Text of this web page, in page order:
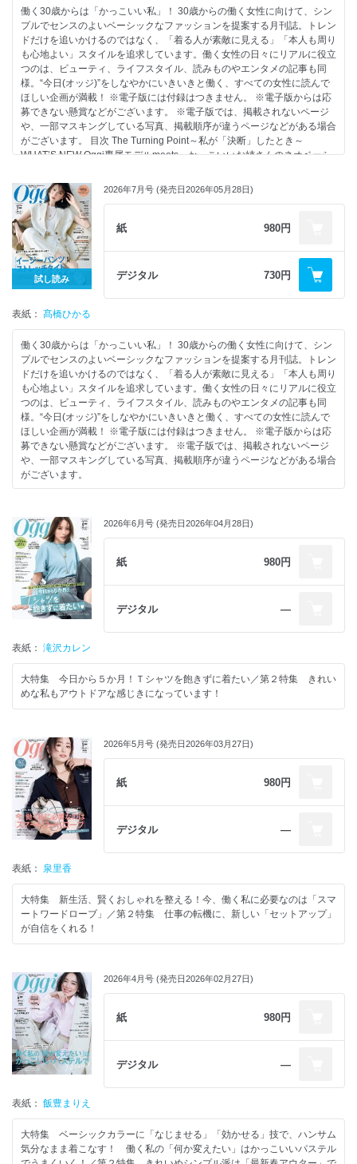
さん×Oggi Laboroのメガネとサングラス この夏、「骨格映えトップス」
で肩・鎖骨・背中をきれい見せ！ 第2特集 Oggiスタイリストのリアル
服。「この夏は、コレでいきます！」 ナプラ 働く私たちのご褒美へアケ
アはNOTE by N.でうるおいも、香りもこだわりたい！ まろみがかわいい
働く日の“盛りコンサバ”メイク オーラルケア最新Tips Oggi専属読者モデ
ル オッジェンヌの今月の「コレ、語らせてください」 今月のOggiブレー
ン 菊池風磨の照れワーク 「この人に今、これが聞きたい！」 ファースト
サマーウイカ 働く私にMusik ハラミちゃん 完璧すぎる上司・中島健人と
急接近したら… “しょっぱ”手土産達人リスト 働く私たちのための読書ナ
ビ 365日超開運手帳、気になる中身をチェック！ Column Surfing 兼近大
樹、ジェーン・スー、滝沢カレン…etc. Oggi大学 「毎日暑すぎ」アラー
子版特典＞ バックナンバーから人気記事をピックアップ Oggiスタイリス
トのおしゃれワザ 2025夏/ スニーカーは今、シルバー系に移行中！/ きれ
いめシンプル派も「スポーツウエア」がよりどりみどり/ 夏の美容は8割
手抜きで、ラクして美人！/ 「ゲストファースト」が令和流 みんなの今っ
ぽ結婚パーティ、見せて！/ 「黒ベロアのヘッドアクセ」がひとつあれ
ば…/ チームOggiの「私が信じて続けている！」美容の小ネタ134/ “勢
い”で転職してみたら案外よかった…って本当？
働く30歳からは「かっこいい私」！ 30歳からの働く女性に向けて、シン
プルでセンスのよいベーシックなファッションを提案する月刊誌。トレン
ドだけを追いかけるのではなく、「着る人が素敵に見える」「本人も周り
も心地よい」スタイルを追求しています。働く女性の日々にリアルに役立
つのは、ビューティ、ライフスタイル、読みものやエンタメの記事も同
様。“今日(オッジ)”をしなやかにいきいきと働く、すべての女性に読んで
ほしい企画が満載！ ※電子版には付録はつきません。 ※電子版からは応
募できない懸賞などがございます。 ※電子版では、掲載されないページ
や、一部マスキングしている写真、掲載順序が違うページなどがある場合
がございます。 目次 The Turning Point～私が「決断」したとき～
WHAT’S NEW Oggi専属モデルmeets…かっこいいお姉さんのネオベーシ
と学ぶageteのジュエリー with Oggi的ベーシック服 Vol.47 月刊Oggiデジ
タルニュース オンワード樫山 23区 連載 23区 今のおしゃれを楽しもう！
RE：STANDARD Vol.04 大特集 金曜日に着る“大人かわいい”が、働く私
たちにパワーをくれる！ 大人かわいい服で過ごす働く私たちの金曜日！
“スマートワードローブ”を大人かわいい金曜日仕様にする5つのアイディ
ア Column 1 あの人の“大人かわいい”金曜日SNAP Column 2 金曜夜の御
用達アドレス 「予定がありそう！」な“金曜日ワンピース” Column 3 仕事
終わりの“即盛れ”アイテム 酷暑通勤コーデを快適アップデート！ 今から
買う最強の「2本目日傘」 夏のシンプルに効く！「ダブルリング」＆「フ
ープピアス」 私たち今、「琴子シンプル」がお手本です because 連載
「because」で探す運命の1本！ Vol.4 おしゃれプロに聞く「この夏の厳
選3足、教えてください！」 ATAOLAND+ “ATAO”の新作ショルダーバッ
グが最高のパートナー 「地味に大事な」メイク小技集 猛暑対応の「洗う
ケア」で超すっきり！ 星ひとみ天星術 Oggi専属読者モデル オッジェンヌ
の今月の「コレ、語らせてください」 今月のOggiブレーン 菊池風磨の照
れワーク 「この人に今、これが聞きたい！」 反町隆史 働く私にMusik
flumpool もしも、同期の中村嶺亜と仕事でタッグを組むことになった
ら… 30代、「再婚」リアルレポート！ Column Surfing 兼近大樹、ジェー
ン・スー、滝沢カレン…etc. Oggi大学 「NISA貧乏」騒動の背景と実情を
知る！働く私たちは何に、どう投資すべき？ プレゼント 次号予告 ＜電子
版特典＞ バックナンバーから人気記事をピックアップ 「しごでき」な人
って手土産センスも最高なんです/ サマーブラックの日、メイクは「ちょ
ムでバッグを盛ってみよう/ 「毛穴をなんとかする夏」にする！/ 今、なん
だか本が読みたくて…/ スーツケースの中身、見せて！/ いま会いたい、話
したい グローバルな4人の先輩
試し読み
2026年7月号 (発売日2026年05月28日)
紙 980円
デジタル 730円
表紙： 髙橋ひかる
働く30歳からは「かっこいい私」！ 30歳からの働く女性に向けて、シン
プルでセンスのよいベーシックなファッションを提案する月刊誌。トレン
ドだけを追いかけるのではなく、「着る人が素敵に見える」「本人も周り
も心地よい」スタイルを追求しています。働く女性の日々にリアルに役立
つのは、ビューティ、ライフスタイル、読みものやエンタメの記事も同
様。“今日(オッジ)”をしなやかにいきいきと働く、すべての女性に読んで
ほしい企画が満載！ ※電子版には付録はつきません。 ※電子版からは応
募できない懸賞などがございます。 ※電子版では、掲載されないページ
や、一部マスキングしている写真、掲載順序が違うページなどがある場合
がございます。
The Turning Point～私が「決断」したとき～
WHAT’S NEW
Oggi専属モデルmeets…かっこいいお姉さんのネオベーシック考 夏がは
じまる、小粋なモダンプリント
働く私のmyコスメ
アガット 滝沢カレンと学ぶageteのジュエリー with Oggi的ベーシック服
Vol.46
月刊Oggiデジタルニュース
オンワード樫山 23区 連載 23区 今のおしゃれを楽しもう！RE：
STANDARD Vol.03
大特集 「イージーパンツ」＆「ストレッチタイト」さえあれば
Part 1 こなれ感をプラスしてくれるイージーパンツ
Column 1 スタイリスト川上さやかさんイージーパンツをどう着こなす？
「イージーパンツ」＆「ストレッチタイト」でお悩み解決
Column 3 おしゃれプロのイージーパンツ＆ストレッチタイトの着こなし
が気になる！SNAP
アプワイザー・リッシェ 大人がときめくサマーレースブラウス
オーロラ Beauranceの日傘と帽子と過ごす夏
ユナイテッドアローズ グリーンレーベル リラクシング スマート＆涼感
1WEEKコーディネート in Summer
働く私は「サマーニット」を推していこう
夏の大人カジュアルは“きれいめスポサン”で一気に洒落る！
「カップ付きトップス」の洒落てる名品を知りたい！
ファイブフォックス 連載 30歳からのCOMME CA
を！
今年のちょっと深めな「サマーベージュメイク」は洒落感が断然すごい！
夏メイク、ここだけ守れば「くずれてもキレイ！」でいられます
Oggi専属読者モデル オッジェンヌの今月の「コレ、語らせてください」
今月のOggiブレーン
ちょっとだけ真面目に「仕事のこと」を話そうか。
この夏、映画『Michael/ マイケル』を絶対に観てほしい！
「この人に今、これが聞きたい！」 たくろう
働く私にMusik Special CANDY TUNE
私たちが「セカンドキャリア」に踏み出した理由
Column Surfing 兼近大樹、ジェーン・スー、滝沢カレン…etc.
2026年6月号 (発売日2026年04月28日)
紙 980円
デジタル ―
表紙： 滝沢カレン
大特集 今日から５か月！Ｔシャツを飽きずに着たい／第２特集 きれい
めな私もアウトドアな感じきになっています！
2026年5月号 (発売日2026年03月27日)
紙 980円
デジタル ―
表紙： 泉里香
大特集 新生活、賢くおしゃれを整える！今、働く私に必要なのは「スマ
ートワードローブ」／第２特集 仕事の転機に、新しい「セットアップ」
が自信をくれる！
2026年4月号 (発売日2026年02月27日)
紙 980円
デジタル ―
表紙： 飯豊まりえ
大特集 ベーシックカラーに「なじませる」「効かせる」技で、ハンサム
気分なまま着こなす！ 働く私の「何か変えたい」はかっこいいパステル